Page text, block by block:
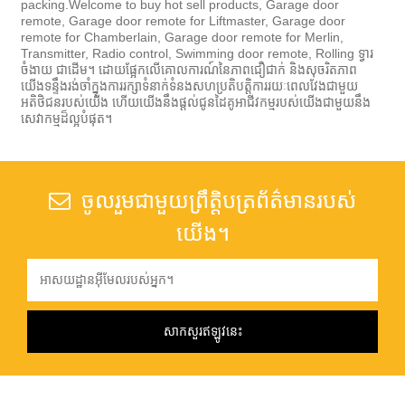
packing.Welcome to buy hot sell products, Garage door
remote, Garage door remote for Liftmaster, Garage door
remote for Chamberlain, Garage door remote for Merlin,
Transmitter, Radio control, Swimming door remote, Rolling ទ្វារ
ចំងាយ ជាដើម។ ដោយផ្អែកលើគោលការណ៍នៃភាពជឿជាក់ និងសុចរិតភាព
យើងទន្ទឹងរង់ចាំក្នុងការរក្សាទំនាក់ទំនងសហប្រតិបត្តិការរយៈពេលវែងជាមួយ
អតិថិជនរបស់យើង ហើយយើងនឹងផ្តល់ជូនដៃគូអាជីវកម្មរបស់យើងជាមួយនឹង
សេវាកម្មដ៏ល្អបំផុត។
ចូលរួមជាមួយព្រឹត្តិបត្រព័ត៌មានរបស់
យើង។